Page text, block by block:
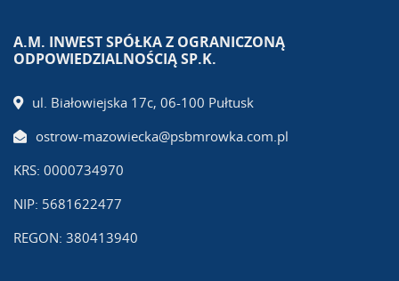
A.M. INWEST SPÓŁKA Z OGRANICZONĄ
ODPOWIEDZIALNOŚCIĄ SP.K.
ul. Białowiejska 17c, 06-100 Pułtusk
ostrow-mazowiecka@psbmrowka.com.pl
KRS: 0000734970
NIP: 5681622477
REGON: 380413940